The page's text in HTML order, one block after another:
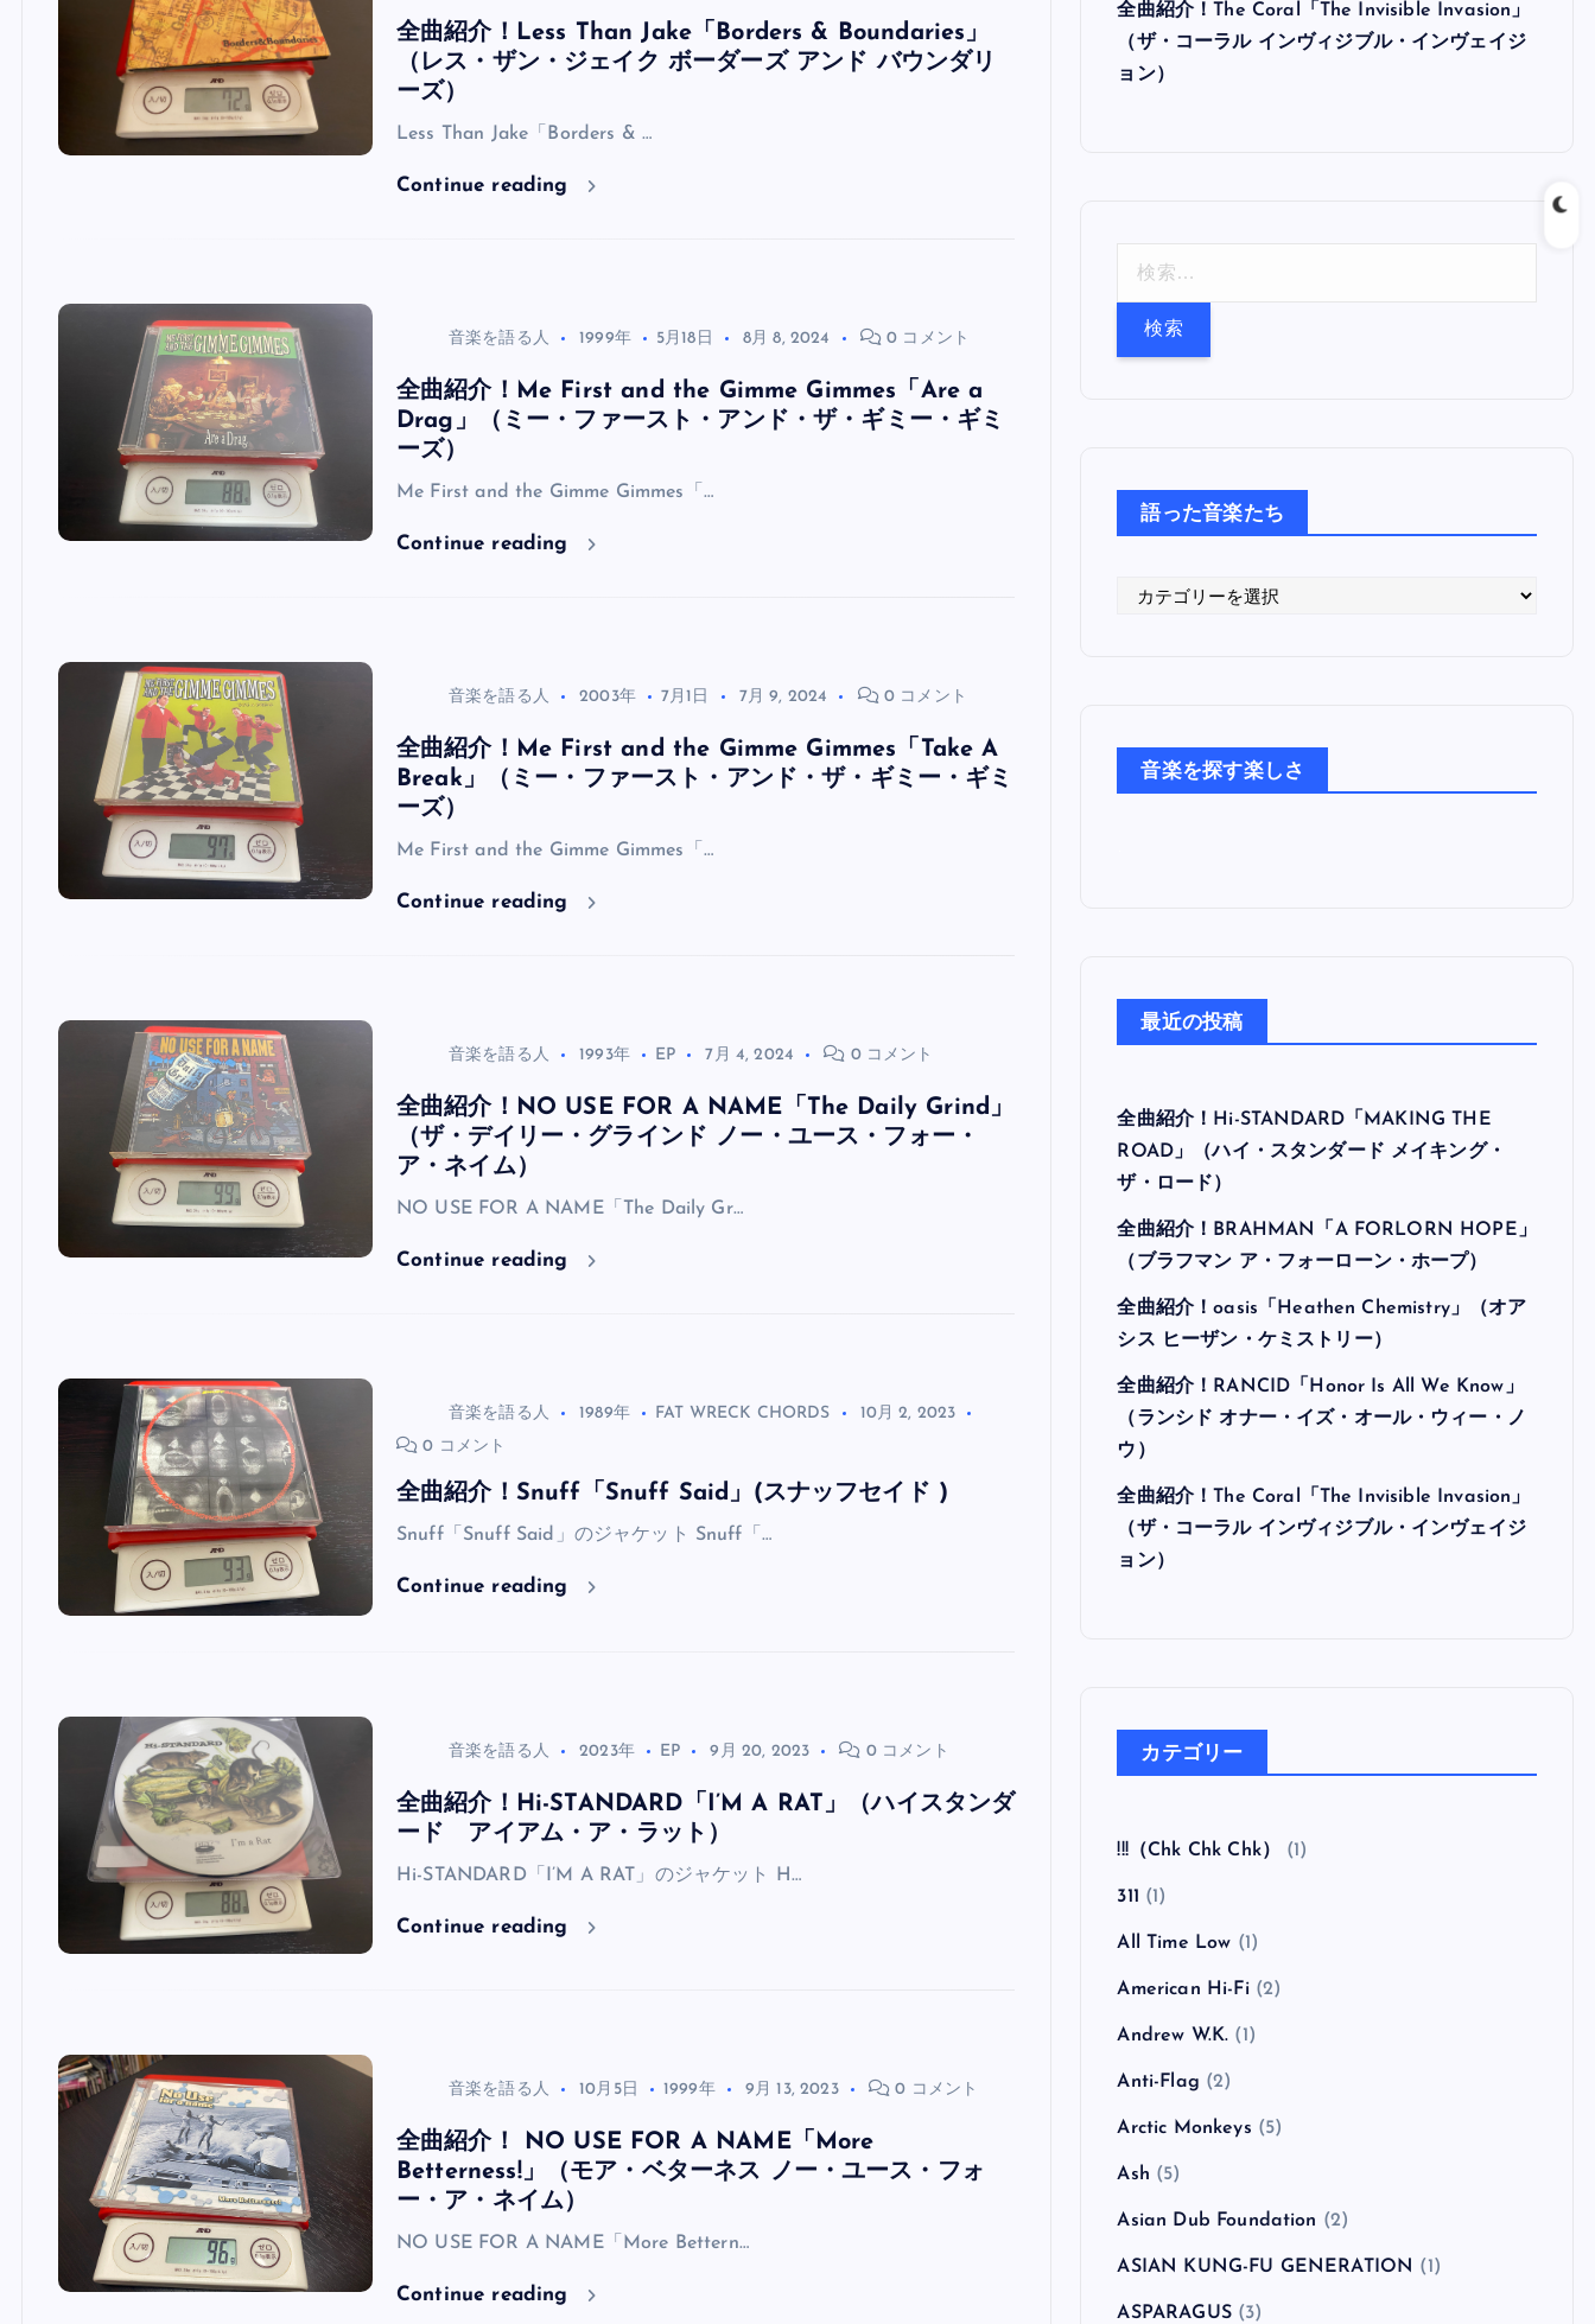
全曲紹介！Less Than Jake「Borders & Boundaries」
（レス・ザン・ジェイク ボーダーズ アンド バウンダリ
ーズ）
Less Than Jake「Borders & …
Continue reading
音楽を語る人 1999年 5月18日 8月 8, 2024 0 コメント
全曲紹介！Me First and the Gimme Gimmes「Are a
Drag」（ミー・ファースト・アンド・ザ・ギミー・ギミ
ーズ）
Me First and the Gimme Gimmes「…
Continue reading
音楽を語る人 2003年 7月1日 7月 9, 2024 0 コメント
全曲紹介！Me First and the Gimme Gimmes「Take A
Break」（ミー・ファースト・アンド・ザ・ギミー・ギミ
ーズ）
Me First and the Gimme Gimmes「…
Continue reading
音楽を語る人 1993年 EP 7月 4, 2024 0 コメント
全曲紹介！NO USE FOR A NAME「The Daily Grind」
（ザ・デイリー・グラインド ノー・ユース・フォー・
ア・ネイム）
NO USE FOR A NAME「The Daily Gr…
Continue reading
音楽を語る人 1989年 FAT WRECK CHORDS
10月 2, 2023
0 コメント
全曲紹介！Snuff「Snuff Said」(スナッフセイド )
Snuff「Snuff Said」のジャケット Snuff「…
Continue reading
音楽を語る人 2023年 EP 9月 20, 2023 0 コメント
全曲紹介！Hi-STANDARD「I’M A RAT」（ハイスタンダ
ード アイアム・ア・ラット）
Hi-STANDARD「I’M A RAT」のジャケット H…
Continue reading
音楽を語る人 10月5日 1999年 9月 13, 2023 0 コメント
全曲紹介！ NO USE FOR A NAME「More
Betterness!」（モア・ベターネス ノー・ユース・フォ
ー・ア・ネイム）
NO USE FOR A NAME「More Bettern…
Continue reading
全曲紹介！The Coral「The Invisible Invasion」
（ザ・コーラル インヴィジブル・インヴェイジ
ョン）
語った音楽たち
た
音楽を探す楽しさ
最近の投稿
全曲紹介！Hi-STANDARD「MAKING THE
ROAD」（ハイ・スタンダード メイキング・
ザ・ロード）
全曲紹介！BRAHMAN「A FORLORN HOPE」
（ランシド オナー・イズ・オール・ウィー・ノ
ウ）
（ザ・コーラル インヴィジブル・インヴェイジ
ョン）
カテゴリー
!!!（Chk Chk Chk）
311(1)
All Time Low(1)
American Hi-Fi(2)